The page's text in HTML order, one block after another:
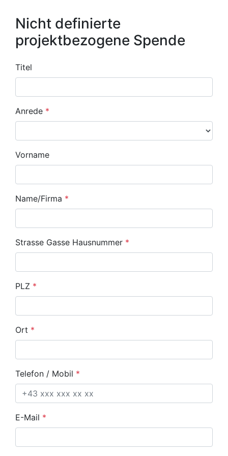
Nicht definierte
projektbezogene Spende
Titel
Anrede *
Vorname
Name/Firma *
Strasse Gasse Hausnummer *
PLZ *
Ort *
Telefon / Mobil *
E-Mail *